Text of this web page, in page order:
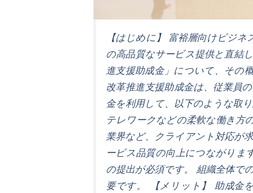
【はじめに】 富裕層向けビジ
の高品質なサービス提供と直結
進支援助成金」について、その
改革推進支援助成金は、従業員
金を利用して、以下のような取
テレワークなどの柔軟な働き方
業界など、クライアント対応が
ービス品質の向上につながりま
の提出が必須です。 組織全体で
要です。 【メリット】 助成金